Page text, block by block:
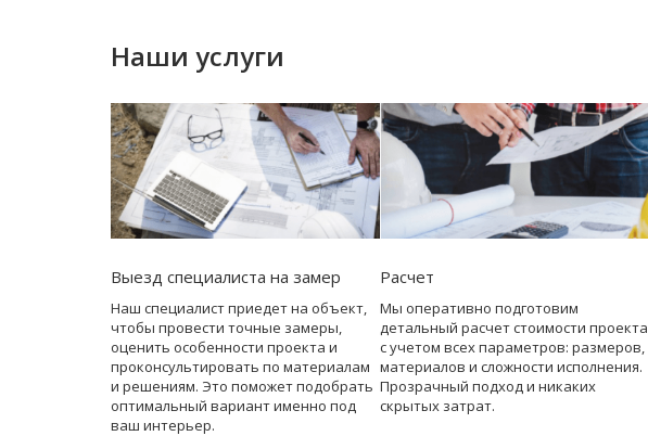
Наши услуги
Выезд специалиста на замер
Наш специалист приедет на объект,
чтобы провести точные замеры,
оценить особенности проекта и
проконсультировать по материалам
и решениям. Это поможет подобрать
оптимальный вариант именно под
ваш интерьер.
Расчет
Мы оперативно подготовим
детальный расчет стоимости проекта
с учетом всех параметров: размеров,
материалов и сложности исполнения.
Прозрачный подход и никаких
скрытых затрат.